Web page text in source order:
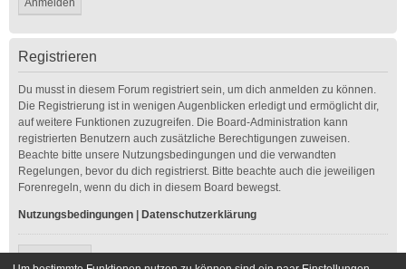
Registrieren
Du musst in diesem Forum registriert sein, um dich anmelden zu können.
Die Registrierung ist in wenigen Augenblicken erledigt und ermöglicht dir,
auf weitere Funktionen zuzugreifen. Die Board-Administration kann
registrierten Benutzern auch zusätzliche Berechtigungen zuweisen.
Beachte bitte unsere Nutzungsbedingungen und die verwandten
Regelungen, bevor du dich registrierst. Bitte beachte auch die jeweiligen
Forenregeln, wenn du dich in diesem Board bewegst.
Nutzungsbedingungen Datenschutzerklärung